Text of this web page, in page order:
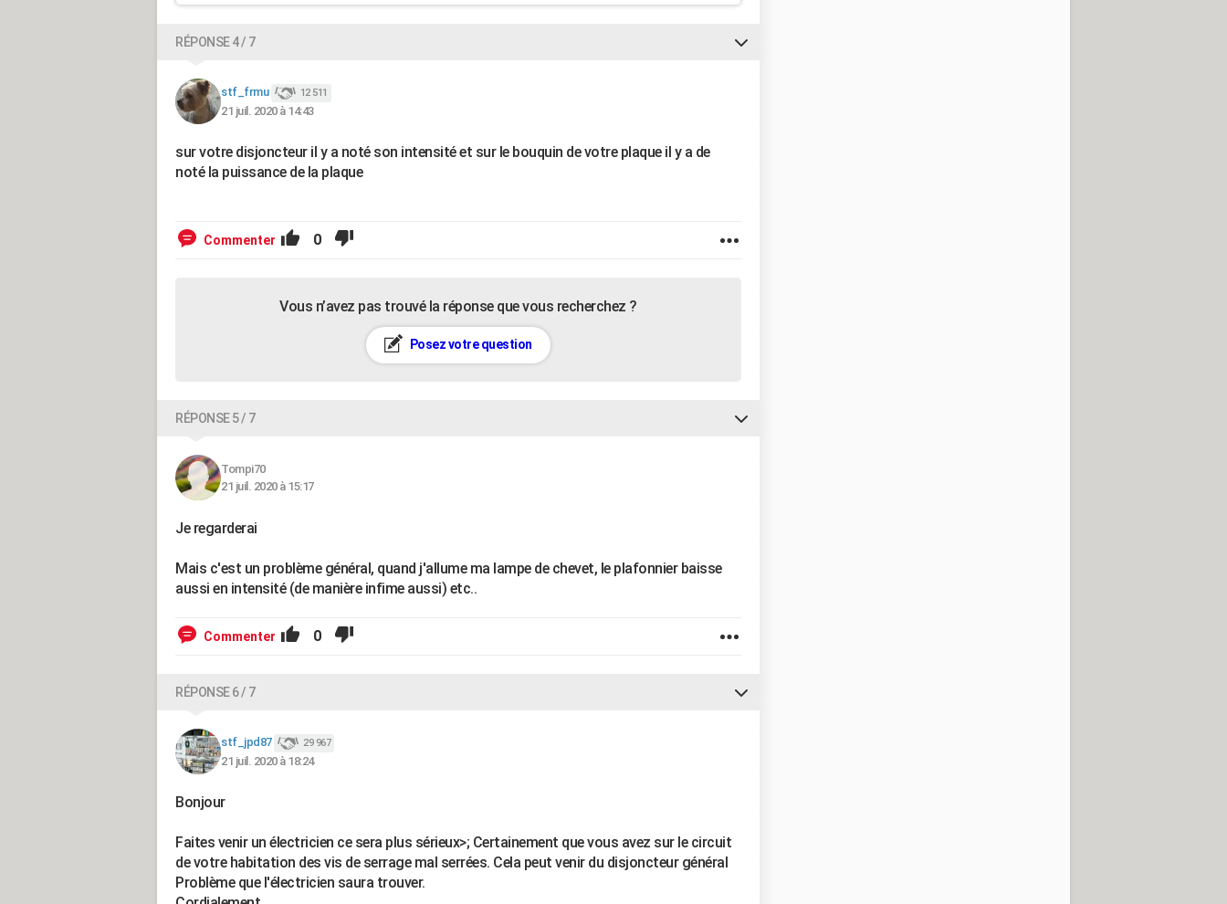
RÉPONSE 4 / 7
stf_frmu 12 511
21 juil. 2020 à 14:43
sur votre disjoncteur il y a noté son intensité et sur le bouquin de votre plaque il y a de
noté la puissance de la plaque
Commenter 0
Vous n’avez pas trouvé la réponse que vous recherchez ?
Posez votre question
RÉPONSE 5 / 7
Tompi70
21 juil. 2020 à 15:17
Je regarderai
Mais c'est un problème général, quand j'allume ma lampe de chevet, le plafonnier baisse
aussi en intensité (de manière infime aussi) etc..
Commenter 0
RÉPONSE 6 / 7
stf_jpd87 29 967
21 juil. 2020 à 18:24
Bonjour
Faites venir un électricien ce sera plus sérieux>; Certainement que vous avez sur le circuit
de votre habitation des vis de serrage mal serrées. Cela peut venir du disjoncteur général
Problème que l'électricien saura trouver.